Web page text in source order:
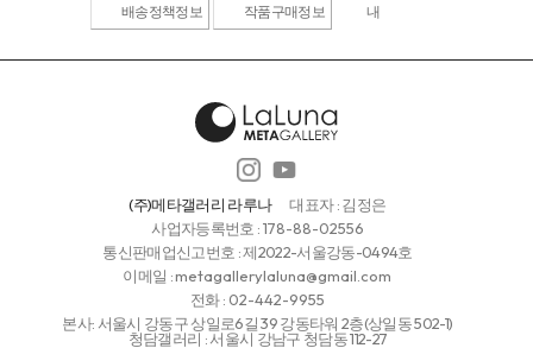
배송정책정보 작품구매정보
내
(주)메타갤러리 라루나
대표자 : 김정은
사업자등록번호 :178-88-02556
통신판매업신고번호 : 제2022-서울강동-0494호
이메일 :metagallerylaluna@gmail.com
전화 : 02-442-9955
본사: 서울시 강동구 상일로6길 39 강동타워 2층(상일동 502-1)
청담갤러리 : 서울시 강남구 청담동 112-27